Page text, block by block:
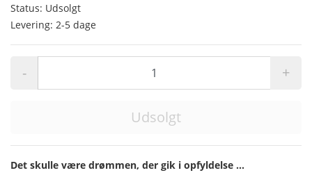
Status: Udsolgt
Levering: 2-5 dage
- +
Udsolgt
Det skulle være drømmen, der gik i opfyldelse ...